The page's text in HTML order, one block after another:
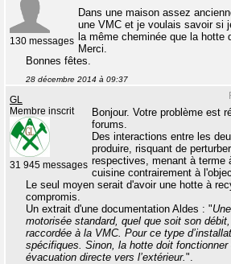
130 messages
Dans une maison assez
une VMC et je voulais savoir si
la même cheminée que la hotte
Merci.
Bonnes fêtes.
28 décembre 2014 à 09:37
GL
Membre inscrit
31 945 messages
Bonjour. Votre problème est
forums.
Des interactions entre les
produire, risquant de
respectives, menant à terme
cuisine contrairement à
Le seul moyen serait d'avoir une hotte à
compromis.
Un extrait d'une documentation Aldes : "
motorisée standard, quel que soit son
raccordée à la VMC. Pour ce type
spécifiques. Sinon, la hotte doit
évacuation directe vers l’extérieur.".